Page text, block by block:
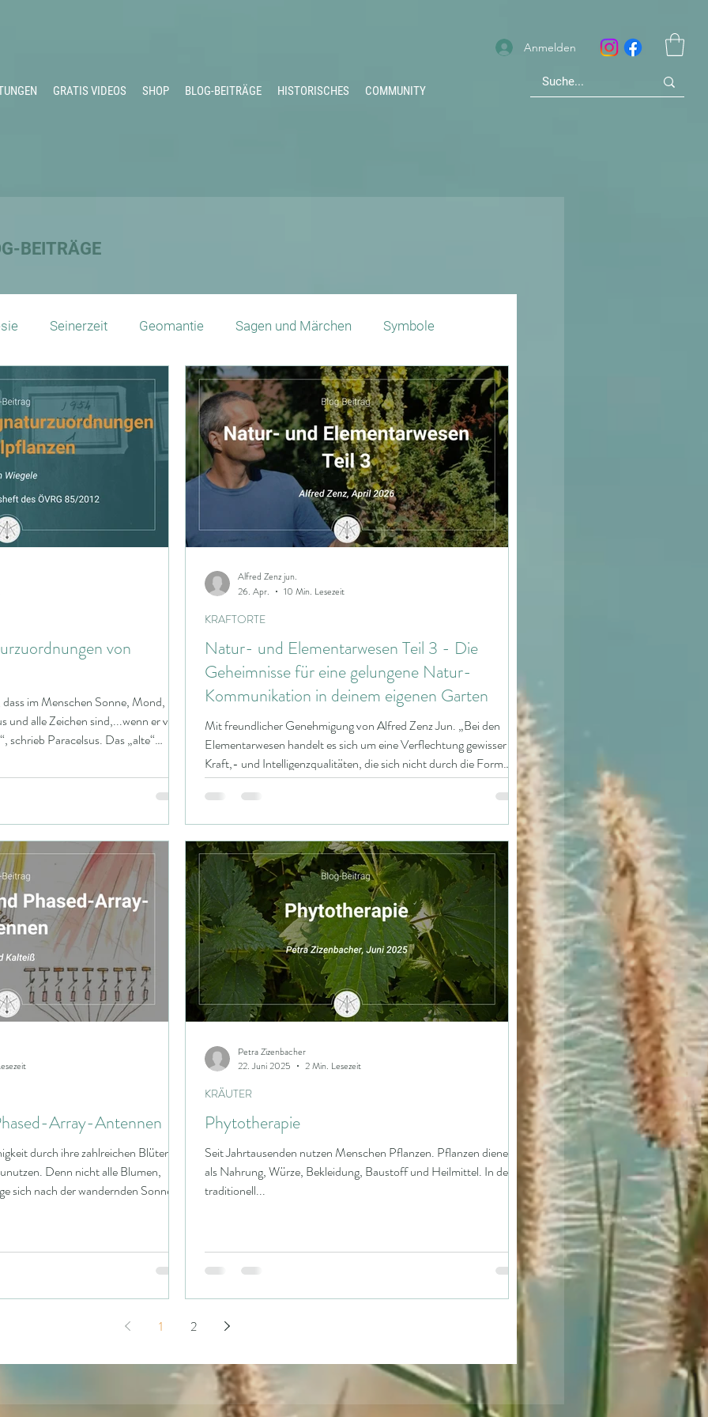
GRATIS VIDEOS SHOP BLOG-BEITRÄGE HISTORISCHES COMMUNITY
Anmelden
BEITRÄGE
Seinerzeit Geomantie Sagen und Märchen Symbole
Jahreskreis Schamanismus Die große Göttin Zeitqualität
Veranstaltungen Radiästhesieverband Steine Natur
Baubiologie Garten Kulturen
Proportionen
von
dass im Menschen Sonne, Mond,
alle Zeichen sind,...wenn er vom
Paracelsus. Das „alte“
Zusammenhänge mit
Elefant, Krokodil, Hund, Vogel
Natur- und Elementarwesen Teil 3 - Die
Geheimnisse für eine gelungene Natur-
Kommunikation in deinem eigenen Garten
Mit freundlicher Genehmigung von Alfred Zenz Jun. „Bei den
Elementarwesen handelt es sich um eine Verflechtung gewisser
Kraft,- und Intelligenzqualitäten, die sich nicht durch die Form
ausdrückt, sondern durch die Aufgabe, die diese Wesenheiten
innerhalb der Ganzheit der kosmisch-irdischen Schöpfung
erfüllen. Sie können ihre Erscheinungsformen ganz anders als der
Mensch dazu benutzen, um zu zeigen, was innerlich in ihnen
vorgeht.“ (Marko Pogacnik) „Wenn ich mit einer Pflanz
KRAFTORTE
Alfred Zenz jun.
26. Apr.
10 Min. Lesezeit
Array-Antennen
durch ihre zahlreichen Blüten die
Denn nicht alle Blumen,
sich nach der wandernden Sonne
Es wird vermutet, dass die
die Bienen anlockt, weil sich
Phytotherapie
Seit Jahrtausenden nutzen Menschen Pflanzen. Pflanzen dienen
als Nahrung, Würze, Bekleidung, Baustoff und Heilmittel. In der
traditionell...
KRÄUTER
Petra Zizenbacher
22. Juni 2025
2 Min. Lesezeit
1 2